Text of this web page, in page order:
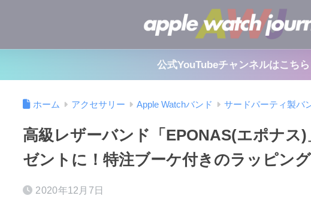
公式YouTubeチャンネルはこちら
ホーム アクセサリー Apple Watchバンド サードパーティ製バ
高級レザーバンド「EPONAS(エポナス
ゼントに！特注ブーケ付きのラッピン
2020年12月7日